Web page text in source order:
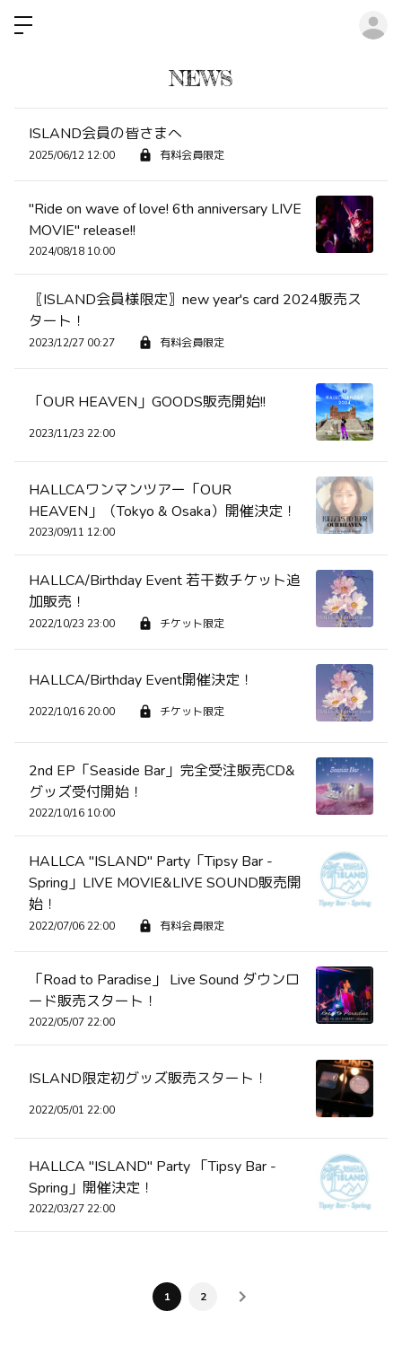
NEWS
ISLAND会員の皆さまへ
2025/06/12 12:00 有料会員限定
"Ride on wave of love! 6th anniversary LIVE
MOVIE" release!!
2024/08/18 10:00
〖ISLAND会員様限定〗new year's card 2024販売ス
タート！
2023/12/27 00:27 有料会員限定
「OUR HEAVEN」GOODS販売開始!!
2023/11/23 22:00
HALLCAワンマンツアー「OUR
HEAVEN」（Tokyo & Osaka）開催決定！
2023/09/11 12:00
HALLCA/Birthday Event 若干数チケット追
加販売！
2022/10/23 23:00 チケット限定
HALLCA/Birthday Event開催決定！
2022/10/16 20:00 チケット限定
2nd EP「Seaside Bar」完全受注販売CD&
グッズ受付開始！
2022/10/16 10:00
HALLCA "ISLAND" Party「Tipsy Bar -
Spring」LIVE MOVIE&LIVE SOUND販売開
始！
2022/07/06 22:00 有料会員限定
「Road to Paradise」 Live Sound ダウンロ
ード販売スタート！
2022/05/07 22:00
ISLAND限定初グッズ販売スタート！
2022/05/01 22:00
HALLCA "ISLAND" Party 「Tipsy Bar -
Spring」開催決定！
2022/03/27 22:00
1 2